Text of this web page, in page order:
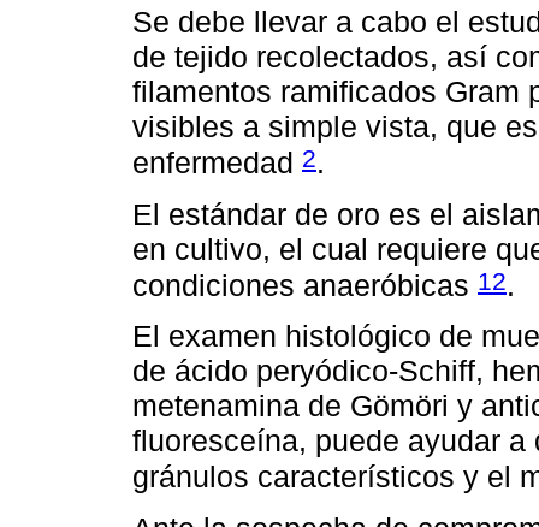
Se debe llevar a cabo el
de tejido recolectados, así
filamentos ramificados Gram
visibles a simple vista, que
enfermedad 2.
El estándar de oro es el
en cultivo, el cual requiere
condiciones anaeróbicas 12.
El examen histológico de
de ácido peryódico-Schiff,
metenamina de Gömöri y
fluoresceína, puede ayudar
gránulos característicos y el